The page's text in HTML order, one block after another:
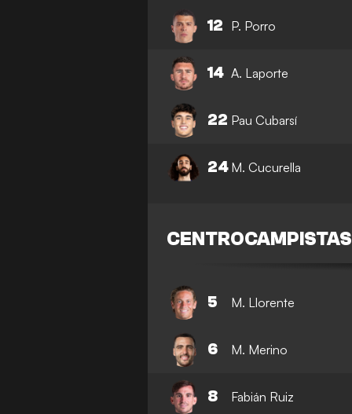
12 P. Porro
14 A. Laporte
22 Pau Cubarsí
24 M. Cucurella
CENTROCAMPISTAS
5 M. Llorente
6 M. Merino
8 Fabián Ruiz